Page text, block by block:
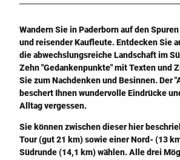
Wandern Sie in Paderborn auf den
und reisender Kaufleute. Entdecken Sie
die abwechslungsreiche Landschaft im
Zehn "Gedankenpunkte" mit Texten und
Sie zum Nachdenken und Besinnen. Der
beschert Ihnen wundervolle Eindrücke
Alltag vergessen.
Sie können zwischen dieser hier
Tour (gut 21 km) sowie einer Nord- (13
Südrunde (14,1 km) wählen. Alle drei